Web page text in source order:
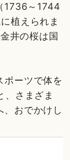
1736～1744
植えられま
井の桜は国
ーツで体を
、さまざま
おでかけし